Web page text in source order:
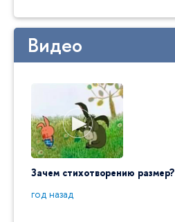
Видео
Зачем стихотворению размер?
год назад